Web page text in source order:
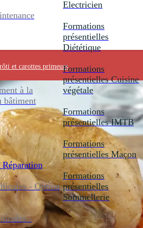
à la
bâtiment
- Option
-
Electricien
Formations
présentielles
Diététique
Formations
présentielles Cuisine
végétale
Formations
présentielles IMTB
Formations
présentielles Maçon
Formations
présentielles
Sommellerie
et carottes primeurs